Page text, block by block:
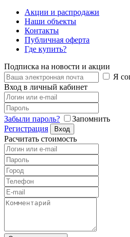
Акции и распродажи
Наши объекты
Контакты
Публичная оферта
Где купить?
Подписка на новости и акции
Я
Вход в личный кабинет
Забыли пароль?
Запомнить
Регистрация
Вход
Расчитать стоимость